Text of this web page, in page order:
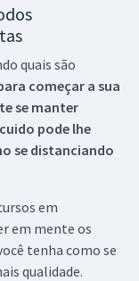
quais são
começar a sua
se manter
pode lhe
se distanciando
em
em mente os
tenha como se
qualidade.